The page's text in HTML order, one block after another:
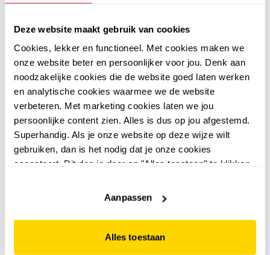
Deze website maakt gebruik van cookies
Cookies, lekker en functioneel. Met cookies maken we
onze website beter en persoonlijker voor jou. Denk aan
noodzakelijke cookies die de website goed laten werken
en analytische cookies waarmee we de website
verbeteren. Met marketing cookies laten we jou
persoonlijke content zien. Alles is dus op jou afgestemd.
Superhandig. Als je onze website op deze wijze wilt
gebruiken, dan is het nodig dat je onze cookies
accepteert. Dit doe je door op "Alles toestaan" te klikken.
website niet optimaal functioneert.
Aanpassen
Alles toestaan